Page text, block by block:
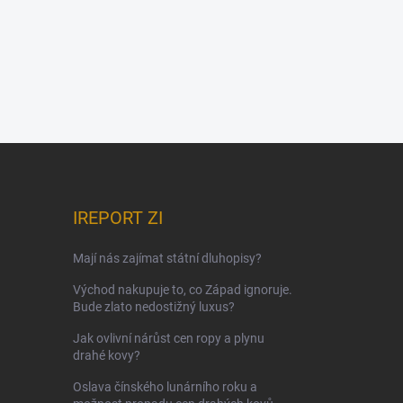
IREPORT ZI
Mají nás zajímat státní dluhopisy?
Východ nakupuje to, co Západ ignoruje.
Bude zlato nedostižný luxus?
Jak ovlivní nárůst cen ropy a plynu
drahé kovy?
Oslava čínského lunárního roku a